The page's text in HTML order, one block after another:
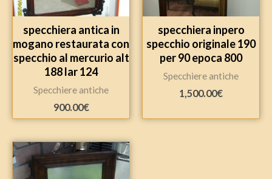
specchiera antica in
mogano restaurata con
specchio al mercurio alt
188 lar 124
Specchiere antiche
900.00€
specchiera inpero
specchio originale 190
per 90 epoca 800
Specchiere antiche
1,500.00€